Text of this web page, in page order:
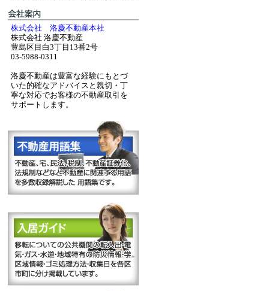
株式会社 洛慶不動産本社
株式会社 洛慶不動産
豊島区目白3丁目13番2号
03-5988-0311
洛慶不動産は豊富な経験にもとづ
いた的確なアドバイスと親切・丁
寧な対応でお客様の不動産取引を
サポートします。